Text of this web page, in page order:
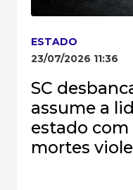
ESTADO
23/07/2026 11:36
SC
assume a
estado
mortes